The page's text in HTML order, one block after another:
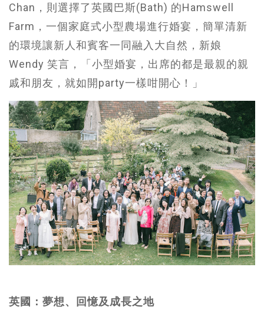
Chan，則選擇了英國巴斯(Bath) 的Hamswell
Farm，一個家庭式小型農場進行婚宴，簡單清新
的環境讓新人和賓客一同融入大自然，新娘
Wendy 笑言，「小型婚宴，出席的都是最親的親
戚和朋友，就如開party一樣咁開心！」
英國：夢想、回憶及成長之地